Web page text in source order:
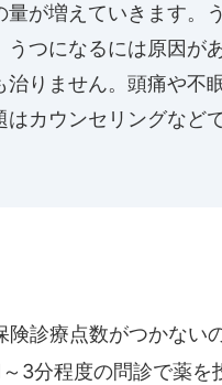
が増えていきます。
うつになるには原因が
りません。頭痛や不
カウンセリングなど
診療点数がつかない
3分程度の問診で薬